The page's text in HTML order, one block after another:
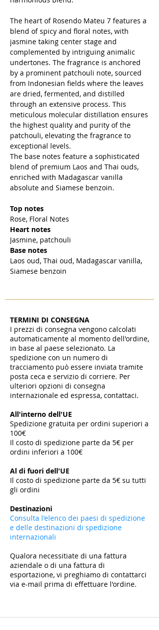
The heart of Rosendo Mateu 7 features a
blend of spicy and floral notes, with
jasmine taking center stage and
complemented by intriguing animalic
undertones. The fragrance is anchored
by a prominent patchouli note, sourced
from Indonesian fields where the leaves
are dried, fermented, and distilled
through an extensive process. This
meticulous molecular distillation ensures
the highest quality and purity of the
patchouli, elevating the fragrance to
exceptional levels.
The base notes feature a sophisticated
blend of premium Laos and Thai ouds,
enriched with Madagascar vanilla
absolute and Siamese benzoin.
Top notes
Rose, Floral Notes
Heart notes
Jasmine, patchouli
Base notes
Laos oud, Thai oud, Madagascar vanilla,
Siamese benzoin
TERMINI DI CONSEGNA
I prezzi di consegna vengono calcolati
automaticamente al momento dell'ordine,
in base al paese selezionato. La
spedizione con un numero di
tracciamento può essere inviata tramite
posta ceca e servizio di corriere. Per
ulteriori opzioni di consegna
internazionale ed espressa, contattaci.
All'interno dell'UE
Spedizione gratuita per ordini superiori a
100€
Il costo di spedizione parte da 5€ per
ordini inferiori a 100€
Al di fuori dell'UE
Il costo di spedizione parte da 5€ su tutti
gli ordini
Destinazioni
Consulta l'elenco dei paesi di spedizione
e delle destinazioni di spedizione
internazionali
Qualora necessitiate di una fattura
aziendale o di una fattura di
esportazione, vi preghiamo di contattarci
via e-mail prima di effettuare l'ordine.